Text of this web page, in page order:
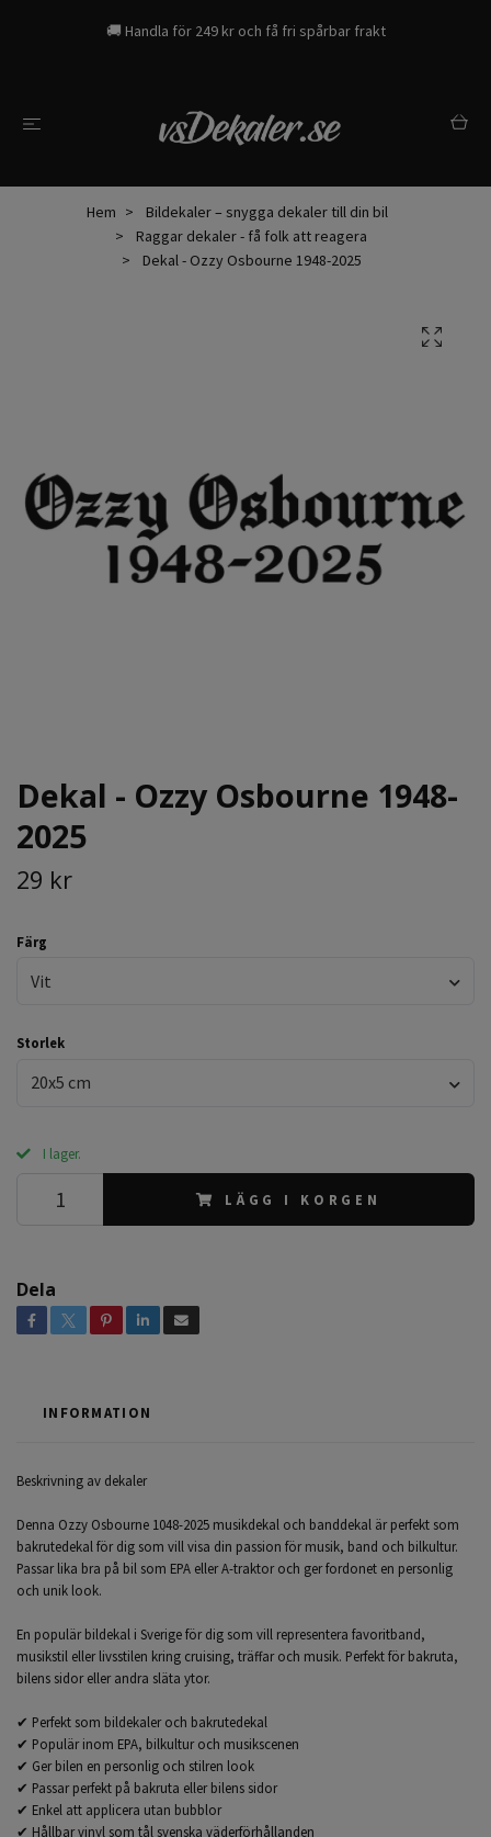
🚚 Handla för 249 kr och få fri spårbar frakt
Hem
Bildekaler – snygga dekaler till din bil
Raggar dekaler - få folk att reagera
Dekal - Ozzy Osbourne 1948-2025
Dekal - Ozzy Osbourne 1948-
2025
29 kr
Färg
Vit
Storlek
20x5 cm
I lager.
LÄGG I KORGEN
Dela
INFORMATION
Beskrivning av dekaler
Denna Ozzy Osbourne 1048-2025 musikdekal och banddekal är perfekt som
bakrutedekal för dig som vill visa din passion för musik, band och bilkultur.
Passar lika bra på bil som EPA eller A-traktor och ger fordonet en personlig
och unik look.
En populär bildekal i Sverige för dig som vill representera favoritband,
musikstil eller livsstilen kring cruising, träffar och musik. Perfekt för bakruta,
bilens sidor eller andra släta ytor.
✔ Perfekt som bildekaler och bakrutedekal
✔ Populär inom EPA, bilkultur och musikscenen
✔ Ger bilen en personlig och stilren look
✔ Passar perfekt på bakruta eller bilens sidor
✔ Enkel att applicera utan bubblor
✔ Hållbar vinyl som tål svenska väderförhållanden